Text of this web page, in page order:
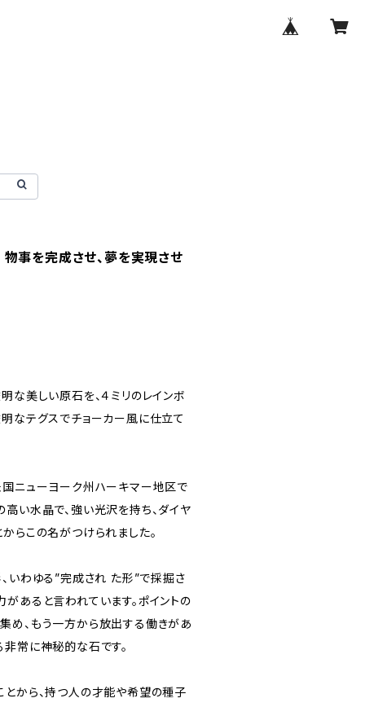
事を完成させ、夢を実現させ
な美しい原石を、４ミリのレインボ
なテグスでチョーカー風に仕立て
国ニューヨーク州ハーキマー地区で
い水晶で、強い光沢を持ち、ダイヤ
らこの名がつけられました。
いわゆる”完成され た形”で採掘さ
あると言われています。ポイントの
め、もう一方から放出する働きがあ
常に神秘的な石です。
とから、持つ人の才能や希望の種子